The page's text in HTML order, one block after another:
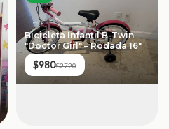
Bicicleta Infantil B-Twin
"Doctor Girl" – Rodada 16"
$980$2720